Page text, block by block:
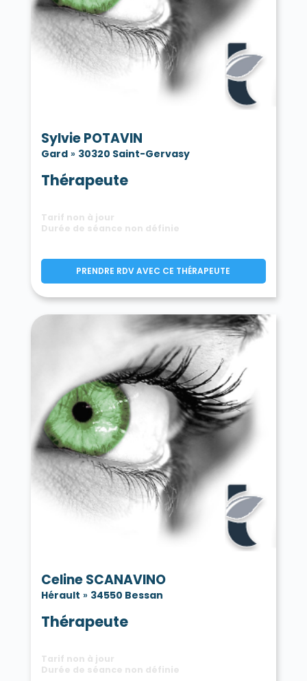
Sylvie POTAVIN
Gard» 30320 Saint-Gervasy
Thérapeute
Tarif non à jour
Durée de séance non définie
PRENDRE RDV AVEC CE THÉRAPEUTE
Celine SCANAVINO
Hérault » 34550 Bessan
Thérapeute
Tarif non à jour
Durée de séance non définie